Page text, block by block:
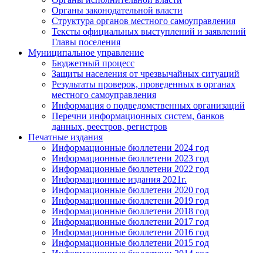
Органы законодательной власти
Структура органов местного самоуправления
Тексты официальных выступлений и заявлений
Главы поселения
Муниципальное управление
Бюджетный процесс
Защиты населения от чрезвычайных ситуаций
Результаты проверок, проведенных в органах
местного самоуправления
Информация о подведомственных организаций
Перечни информационных систем, банков
данных, реестров, регистров
Печатные издания
Информационные бюллетени 2024 год
Информационные бюллетени 2023 год
Информационные бюллетени 2022 год
Информационные издания 2021г.
Информационные бюллетени 2020 год
Информационные бюллетени 2019 год
Информационные бюллетени 2018 год
Информационные бюллетени 2017 год
Информационные бюллетени 2016 год
Информационные бюллетени 2015 год